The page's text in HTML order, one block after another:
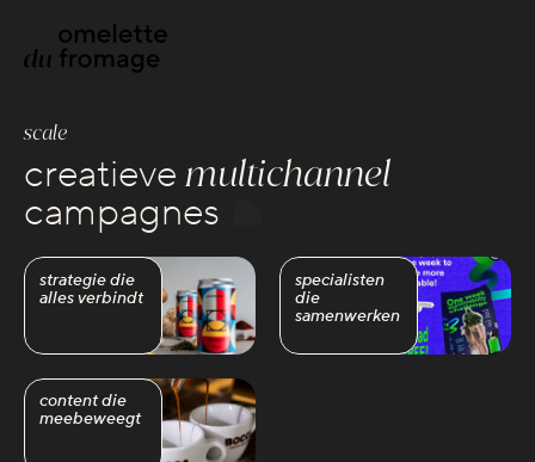
build your website
webdevelopment
webdesign
scale your brand
creative strategies
google advertenties
scale
creatievemultichannel
campagnes
strategie die
alles verbindt
specialisten
die
samenwerken
content die
meebeweegt